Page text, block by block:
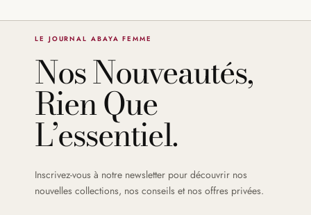
LE JOURNAL ABAYA FEMME
Nos Nouveautés,
Rien Que
L’essentiel.
Inscrivez-vous à notre newsletter pour découvrir nos
nouvelles collections, nos conseils et nos offres privées.